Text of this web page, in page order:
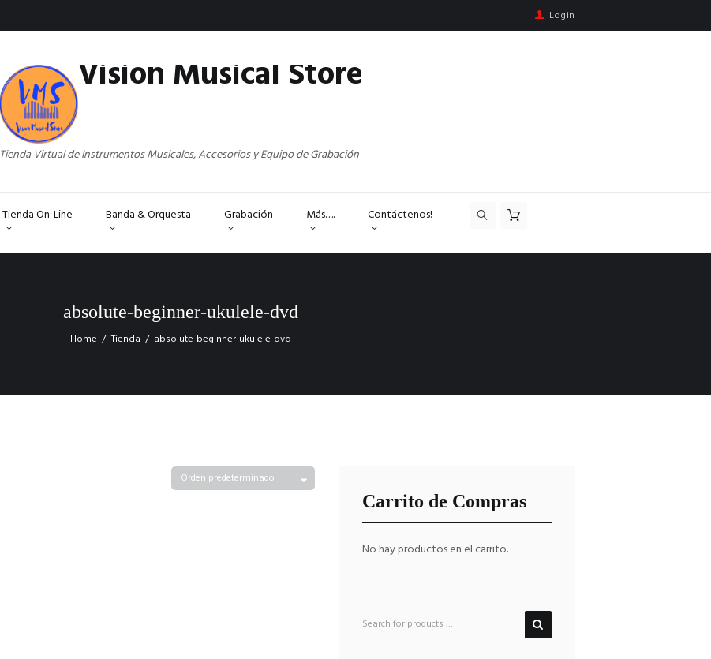
Login
Vision Musical Store
Tienda Virtual de Instrumentos Musicales, Accesorios y Equipo de Grabación
Tienda On-Line Banda & Orquesta Grabación Más…. Contáctenos!
absolute-beginner-ukulele-dvd
Home Tienda absolute-beginner-ukulele-dvd
Carrito de Compras
No hay productos en el carrito.